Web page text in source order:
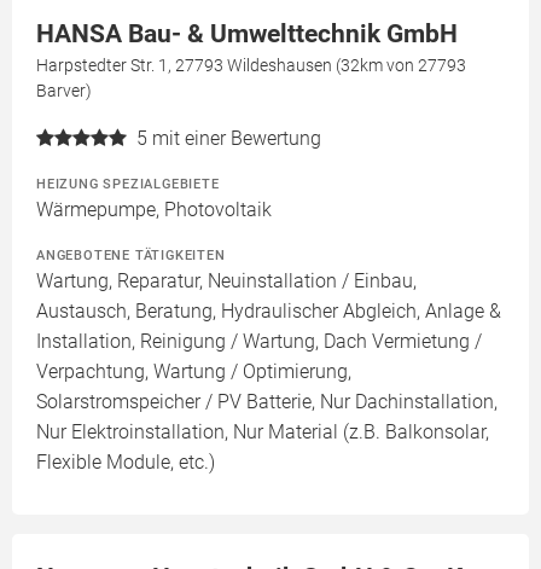
HANSA Bau- & Umwelttechnik GmbH
Harpstedter Str. 1, 27793 Wildeshausen (32km von 27793
Barver)
5 mit einer Bewertung
HEIZUNG SPEZIALGEBIETE
Wärmepumpe, Photovoltaik
ANGEBOTENE TÄTIGKEITEN
Wartung, Reparatur, Neuinstallation / Einbau,
Austausch, Beratung, Hydraulischer Abgleich, Anlage &
Installation, Reinigung / Wartung, Dach Vermietung /
Verpachtung, Wartung / Optimierung,
Solarstromspeicher / PV Batterie, Nur Dachinstallation,
Nur Elektroinstallation, Nur Material (z.B. Balkonsolar,
Flexible Module, etc.)